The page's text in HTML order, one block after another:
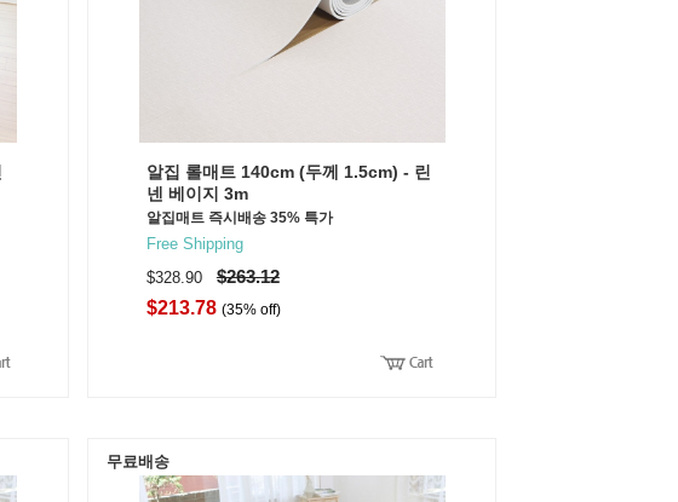
알집 롤매트 140cm (두께 1.5cm) - 린
넨 베이지 3m
알집매트 즉시배송 35% 특가
Free Shipping
$328.90$263.12
$213.78 (35% off)
무료배송